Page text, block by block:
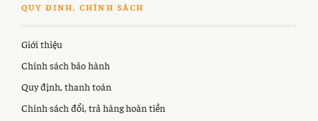
QUY ĐINH, CHÍNH SÁCH
Giới thiệu
Chính sách bảo hành
Quy định, thanh toán
Chính sách đổi, trả hàng hoàn tiền